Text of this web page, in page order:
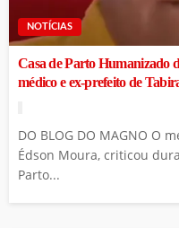
NOTÍCIAS
Casa de Parto Humanizado
médico e ex-prefeito de
DO BLOG DO MAGNO O
Édson Moura, criticou
Parto...